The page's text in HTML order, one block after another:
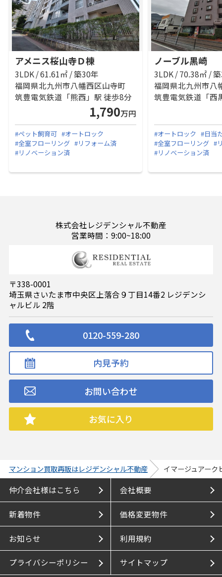
アメニス桜山寺Ｄ棟
3LDK / 61.61㎡ / 築30年
福岡県北九州市八幡西区山寺町
筑豊電気鉄道「熊西」駅 徒歩8分
1,790万円
#ペット飼育可 #オートロック
#全室フローリング #リフォーム済
#リノベーション済
ノーブル黒崎
3LDK / 70.38㎡ /
#オートロック #日当
#全室フローリング #
#リノベーション済
株式会社レジデンシャル不動産
営業時間：9:00~18:00
〒338-0001
埼玉県さいたま市中央区上落合９丁目14番2 レジデンシ
ャルビル 2階
0120-559-280
内見予約
お問い合わせ
お気に入り
マンション買取再販はレジデンシャル不動産 イマージュアーク
仲介会社様はこちら 会社概要
新着物件 価格変更物件
お知らせ 利用規約
プライバシーポリシー サイトマップ